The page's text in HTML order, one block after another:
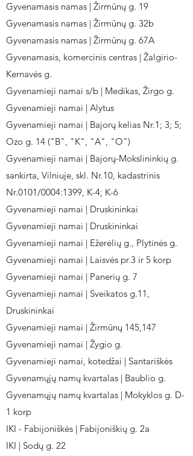
Gyvenamasis namas | Žirmūnų g. 19
Gyvenamasis namas | Žirmūnų g. 32b
Gyvenamasis namas | Žirmūnų g. 67A
Gyvenamasis, komercinis centras | Žalgirio-
Kernavės g.
Gyvenamieji namai s/b | Medikas, Žirgo g.
Gyvenamieji namai | Alytus
Gyvenamieji namai | Bajorų kelias Nr.1; 3; 5;
Ozo g. 14 ("B", "K", "A", "O")
Gyvenamieji namai | Bajorų-Mokslininkių g.
sankirta, Vilniuje, skl. Nr.10, kadastrinis
Nr.0101/0004:1399, K-4; K-6
Gyvenamieji namai | Druskininkai
Gyvenamieji namai | Druskininkai
Gyvenamieji namai | Ežerėlių g., Plytinės g.
Gyvenamieji namai | Laisvės pr.3 ir 5 korp
Gyvenamieji namai | Panerių g. 7
Gyvenamieji namai | Sveikatos g.11,
Druskininkai
Gyvenamieji namai | Žirmūnų 145,147
Gyvenamieji namai | Žygio g.
Gyvenamieji namai, kotedžai | Santariškės
Gyvenamųjų namų kvartalas | Baublio g.
Gyvenamųjų namų kvartalas | Mokyklos g. D-
1 korp
IKI - Fabijoniškės | Fabijoniškių g. 2a
IKI | Sodų g. 22